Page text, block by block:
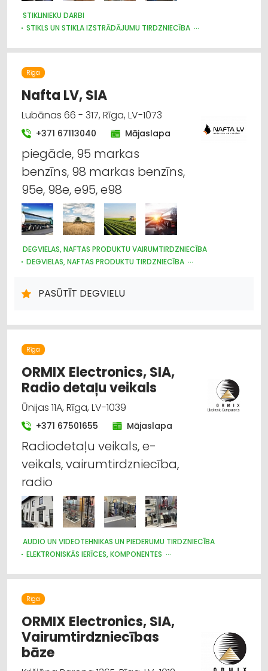
STIKLINIEKU DARBI
STIKLS UN STIKLA IZSTRĀDĀJUMU TIRDZNIECĪBA
Rīga
Nafta LV, SIA
Lubānas 66 - 317, Rīga, LV-1073
+371 67113040 Mājaslapa
piegāde, 95 markas
benzīns, 98 markas benzīns,
95e, 98e, e95, e98
DEGVIELAS, NAFTAS PRODUKTU VAIRUMTIRDZNIECĪBA
DEGVIELAS, NAFTAS PRODUKTU TIRDZNIECĪBA
KURINĀMAIS
PASŪTĪT DEGVIELU
Rīga
ORMIX Electronics, SIA,
Radio detaļu veikals
Ūnijas 11A, Rīga, LV-1039
+371 67501655 Mājaslapa
Radiodetaļu veikals, e-
veikals, vairumtirdzniecība,
radio
AUDIO UN VIDEOTEHNIKAS UN PIEDERUMU TIRDZNIECĪBA
ELEKTRONISKĀS IERĪCES, KOMPONENTES
Rīga
ORMIX Electronics, SIA,
Vairumtirdzniecības
bāze